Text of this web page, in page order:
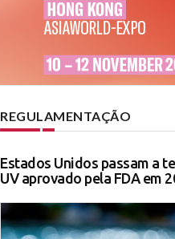
REGULAMENTAÇÃO
Estados Unidos passam a
UV aprovado pela FDA em